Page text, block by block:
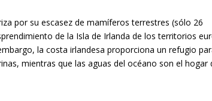
por su escasez de mamíferos terrestres (sólo 26
de la Isla de Irlanda de los territorios
la costa irlandesa proporciona un refugio
mientras que las aguas del océano son el hogar